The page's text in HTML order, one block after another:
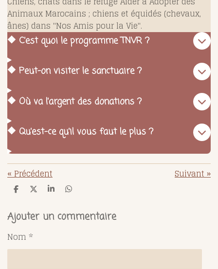
Animaux Marocains ; chiens et équidés (chevaux,
ânes) dans "Nos Amis pour la Vie".
🔶 C’est quoi le programme TNVR ?
🔶 Peut-on visiter le sanctuaire ?
🔶 Où va l’argent des donations ?
🔶 Qu’est-ce qu’il vous faut le plus ?
«Précédent Suivant»
P
t
a
e
r
P
t
a
r
P
t
a
r
P
t
a
r
Ajouter un commentaire
Nom *